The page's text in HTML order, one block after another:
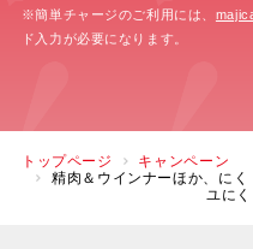
※簡単チャージのご利用には、
ド入力が必要になります。
トップページ
キャンペーン
精肉＆ウインナーほか、に
ユに